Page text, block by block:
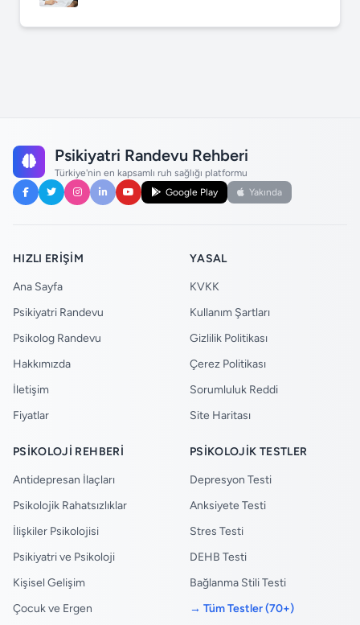
Psikiyatri Randevu Rehberi
Türkiye'nin en kapsamlı ruh sağlığı platformu
Google Play
Yakında
HIZLI ERIŞIM
Ana Sayfa
Psikiyatri Randevu
Psikolog Randevu
Hakkımızda
İletişim
Fiyatlar
YASAL
KVKK
Kullanım Şartları
Gizlilik Politikası
Çerez Politikası
Sorumluluk Reddi
Site Haritası
PSIKOLOJI REHBERI
Antidepresan İlaçları
Psikolojik Rahatsızlıklar
İlişkiler Psikolojisi
Psikiyatri ve Psikoloji
Kişisel Gelişim
Çocuk ve Ergen
PSIKOLOJIK TESTLER
Depresyon Testi
Anksiyete Testi
Stres Testi
DEHB Testi
Bağlanma Stili Testi
→ Tüm Testler (70+)